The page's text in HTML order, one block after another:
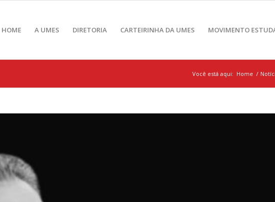
HOME A UMES DIRETORIA CARTEIRINHA DA UMES MOVIMENTO
Você está aqui: Home /